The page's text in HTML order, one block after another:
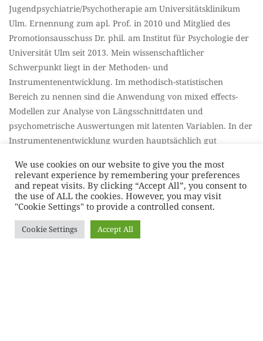
Jugendpsychiatrie/Psychotherapie am Universitätsklinikum
Ulm. Ernennung zum apl. Prof. in 2010 und Mitglied des
Promotionsausschuss Dr. phil. am Institut für Psychologie der
Universität Ulm seit 2013. Mein wissenschaftlicher
Schwerpunkt liegt in der Methoden- und
Instrumentenentwicklung. Im methodisch-statistischen
Bereich zu nennen sind die Anwendung von mixed effects-
Modellen zur Analyse von Längsschnittdaten und
psychometrische Auswertungen mit latenten Variablen. In der
Instrumentenentwicklung wurden hauptsächlich gut
deutschsprachig adaptiert und validiert, z.B. das BDI-II oder
die ADS zusammen mit Prof. Hautzinger und Kolleginnen,
sowie ein Fragebogen zur Erfassung der
Behandlungszufriedenheit von Kindern und Eltern in der
KJPP entwickelt.
We use cookies on our website to give you the most
relevant experience by remembering your preferences
and repeat visits. By clicking “Accept All”, you consent to
the use of ALL the cookies. However, you may visit
"Cookie Settings" to provide a controlled consent.
Cookie Settings Accept All